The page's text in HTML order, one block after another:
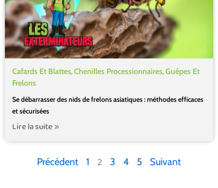
Cafards Et Blattes,Chenilles Processionnaires,Guêpes Et
Frelons
Se débarrasser des nids de frelons asiatiques : méthodes efficaces
et sécurisées
Lire la suite
Précédent 1 2 3 4 5 Suivant